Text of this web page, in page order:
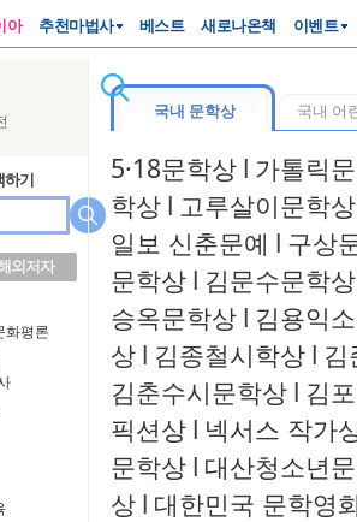
아 추천마법사 베스트 새로나온책 이벤트
하기
외저자
화평론
국내 문학상 국내 어
5·18문학상 l 가톨릭
학상 l 고루살이문학상
일보 신춘문예 l 구상
문학상 l 김문수문학상
승옥문학상 l 김용익
상 l 김종철시학상 l
김춘수시문학상 l 김
픽션상 l 넥서스 작가
문학상 l 대산청소년
상 l 대한민국 문학영